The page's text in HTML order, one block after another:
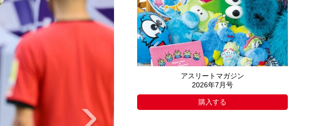
アスリートマガジン
2026年7月号
購入する